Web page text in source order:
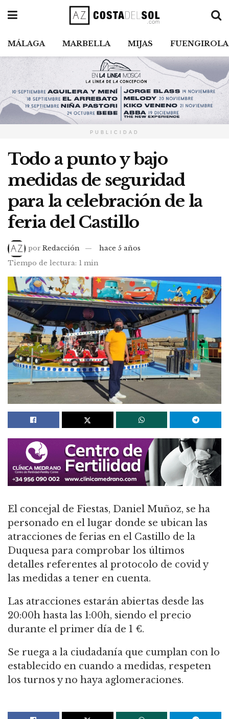
MÁLAGA MARBELLA MIJAS FUENGIROLA
PUBLICIDAD
Todo a punto y bajo
medidas de seguridad
para la celebración de la
feria del Castillo
por Redacción
hace 5 años
Tiempo de lectura: 1 min
El concejal de Fiestas, Daniel Muñoz, se ha
personado en el lugar donde se ubican las
atracciones de ferias en el Castillo de la
Duquesa para comprobar los últimos
detalles referentes al protocolo de covid y
las medidas a tener en cuenta.
Las atracciones estarán abiertas desde las
20:00h hasta las 1:00h, siendo el precio
durante el primer día de 1 €.
Se ruega a la ciudadanía que cumplan con lo
establecido en cuando a medidas, respeten
los turnos y no haya aglomeraciones.